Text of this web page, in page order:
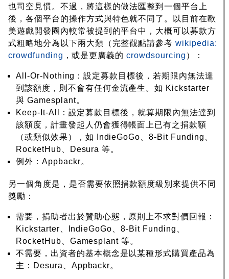
也司空見慣。不過，將這樣的做法匯整到一個平台上
後，各個平台的操作方式與特色就不同了。以目前在歐
美遊戲開發圈內較常被提到的平台中，大概可以募款方
式粗略地分為以下兩大類（完整觀點請參考wikipedia:
crowdfunding ，或是更廣義的crowdsourcing ）：
All-Or-Nothing：設定募款目標後，若期限內無法達
到該額度，則不會有任何金流產生。如 Kickstarter
與 Gamesplant。
Keep-It-All：設定募款目標後，就算期限內無法達到
該額度，計畫發起人仍會獲得帳面上已有之捐款額
（或類似效果），如 IndieGoGo、8-Bit Funding、
RocketHub、Desura 等。
例外：Appbackr。
另一個角度是，是否需要依照捐款額度級別來提供不同
獎勵：
需要，捐助者出於贊助心態，原則上不求對價回報：
Kickstarter、IndieGoGo、8-Bit Funding、
RocketHub、Gamesplant 等。
不需要，出資者的基本概念是以某種形式購買產品為
主：Desura、Appbackr。